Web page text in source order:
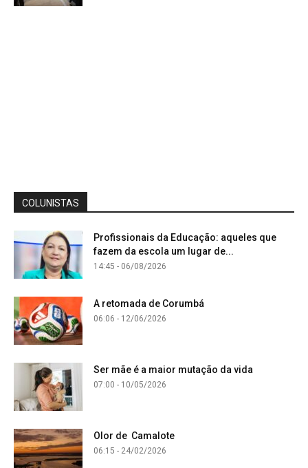
COLUNISTAS
Profissionais da Educação: aqueles que
fazem da escola um lugar de...
14:45 - 06/08/2026
A retomada de Corumbá
06:06 - 12/06/2026
Ser mãe é a maior mutação da vida
07:00 - 10/05/2026
Olor de Camalote
06:15 - 24/02/2026